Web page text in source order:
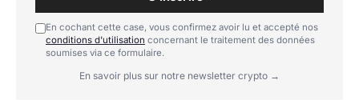
En cochant cette case, vous confirmez avoir lu et accepté nos
conditions d'utilisation concernant le traitement des données
soumises via ce formulaire.
En savoir plus sur notre newsletter crypto →